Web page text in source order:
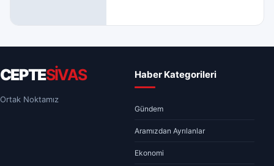
CEPTESİVAS
Ortak Noktamız
Haber Kategorileri
Gündem
Aramızdan Ayrılanlar
Ekonomi